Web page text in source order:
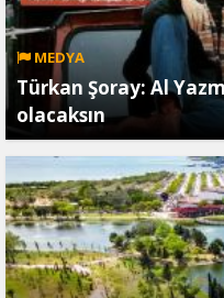
MEDYA
Türkan Şoray: Al
olacaksın